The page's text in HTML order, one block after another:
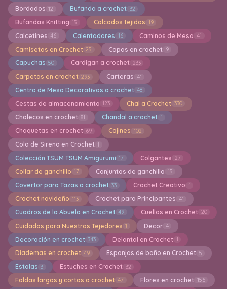
Bordados 12 Bufanda a crochet 32
Bufandas Knitting 15 Calcados tejidos 19
Calcetines 46 Calentadores 16 Caminos de Mesa 41
Camisetas en Crochet 25 Capas en crochet 9
Capuchas 50 Cardigan a crochet 233
Carpetas en crochet 293 Carteras 41
Centro de Mesa Decorativos a crochet 48
Cestas de almacenamiento 123 Chal a Crochet 330
Chalecos en crochet 81 Chandal a crochet 1
Chaquetas en crochet 69 Cojines 102
Cola de Sirena en Crochet 1
Colección TSUM TSUM Amigurumi 17 Colgantes 27
Collar de ganchillo 17 Conjuntos de ganchillo 15
Covertor para Tazas a crochet 33 Crochet Creativo 1
Crochet navideño 113 Crochet para Principantes 41
Cuadros de la Abuela en Crochet 49 Cuellos en Crochet 20
Cuidados para Nuestros Tejedores 1 Decor 4
Decoración en crochet 343 Delantal en Crochet 1
Diademas en crochet 49 Esponjas de baño en Crochet 5
Estolas 3 Estuches en Crochet 32
Faldas largas y cortas a crochet 47 Flores en crochet 156